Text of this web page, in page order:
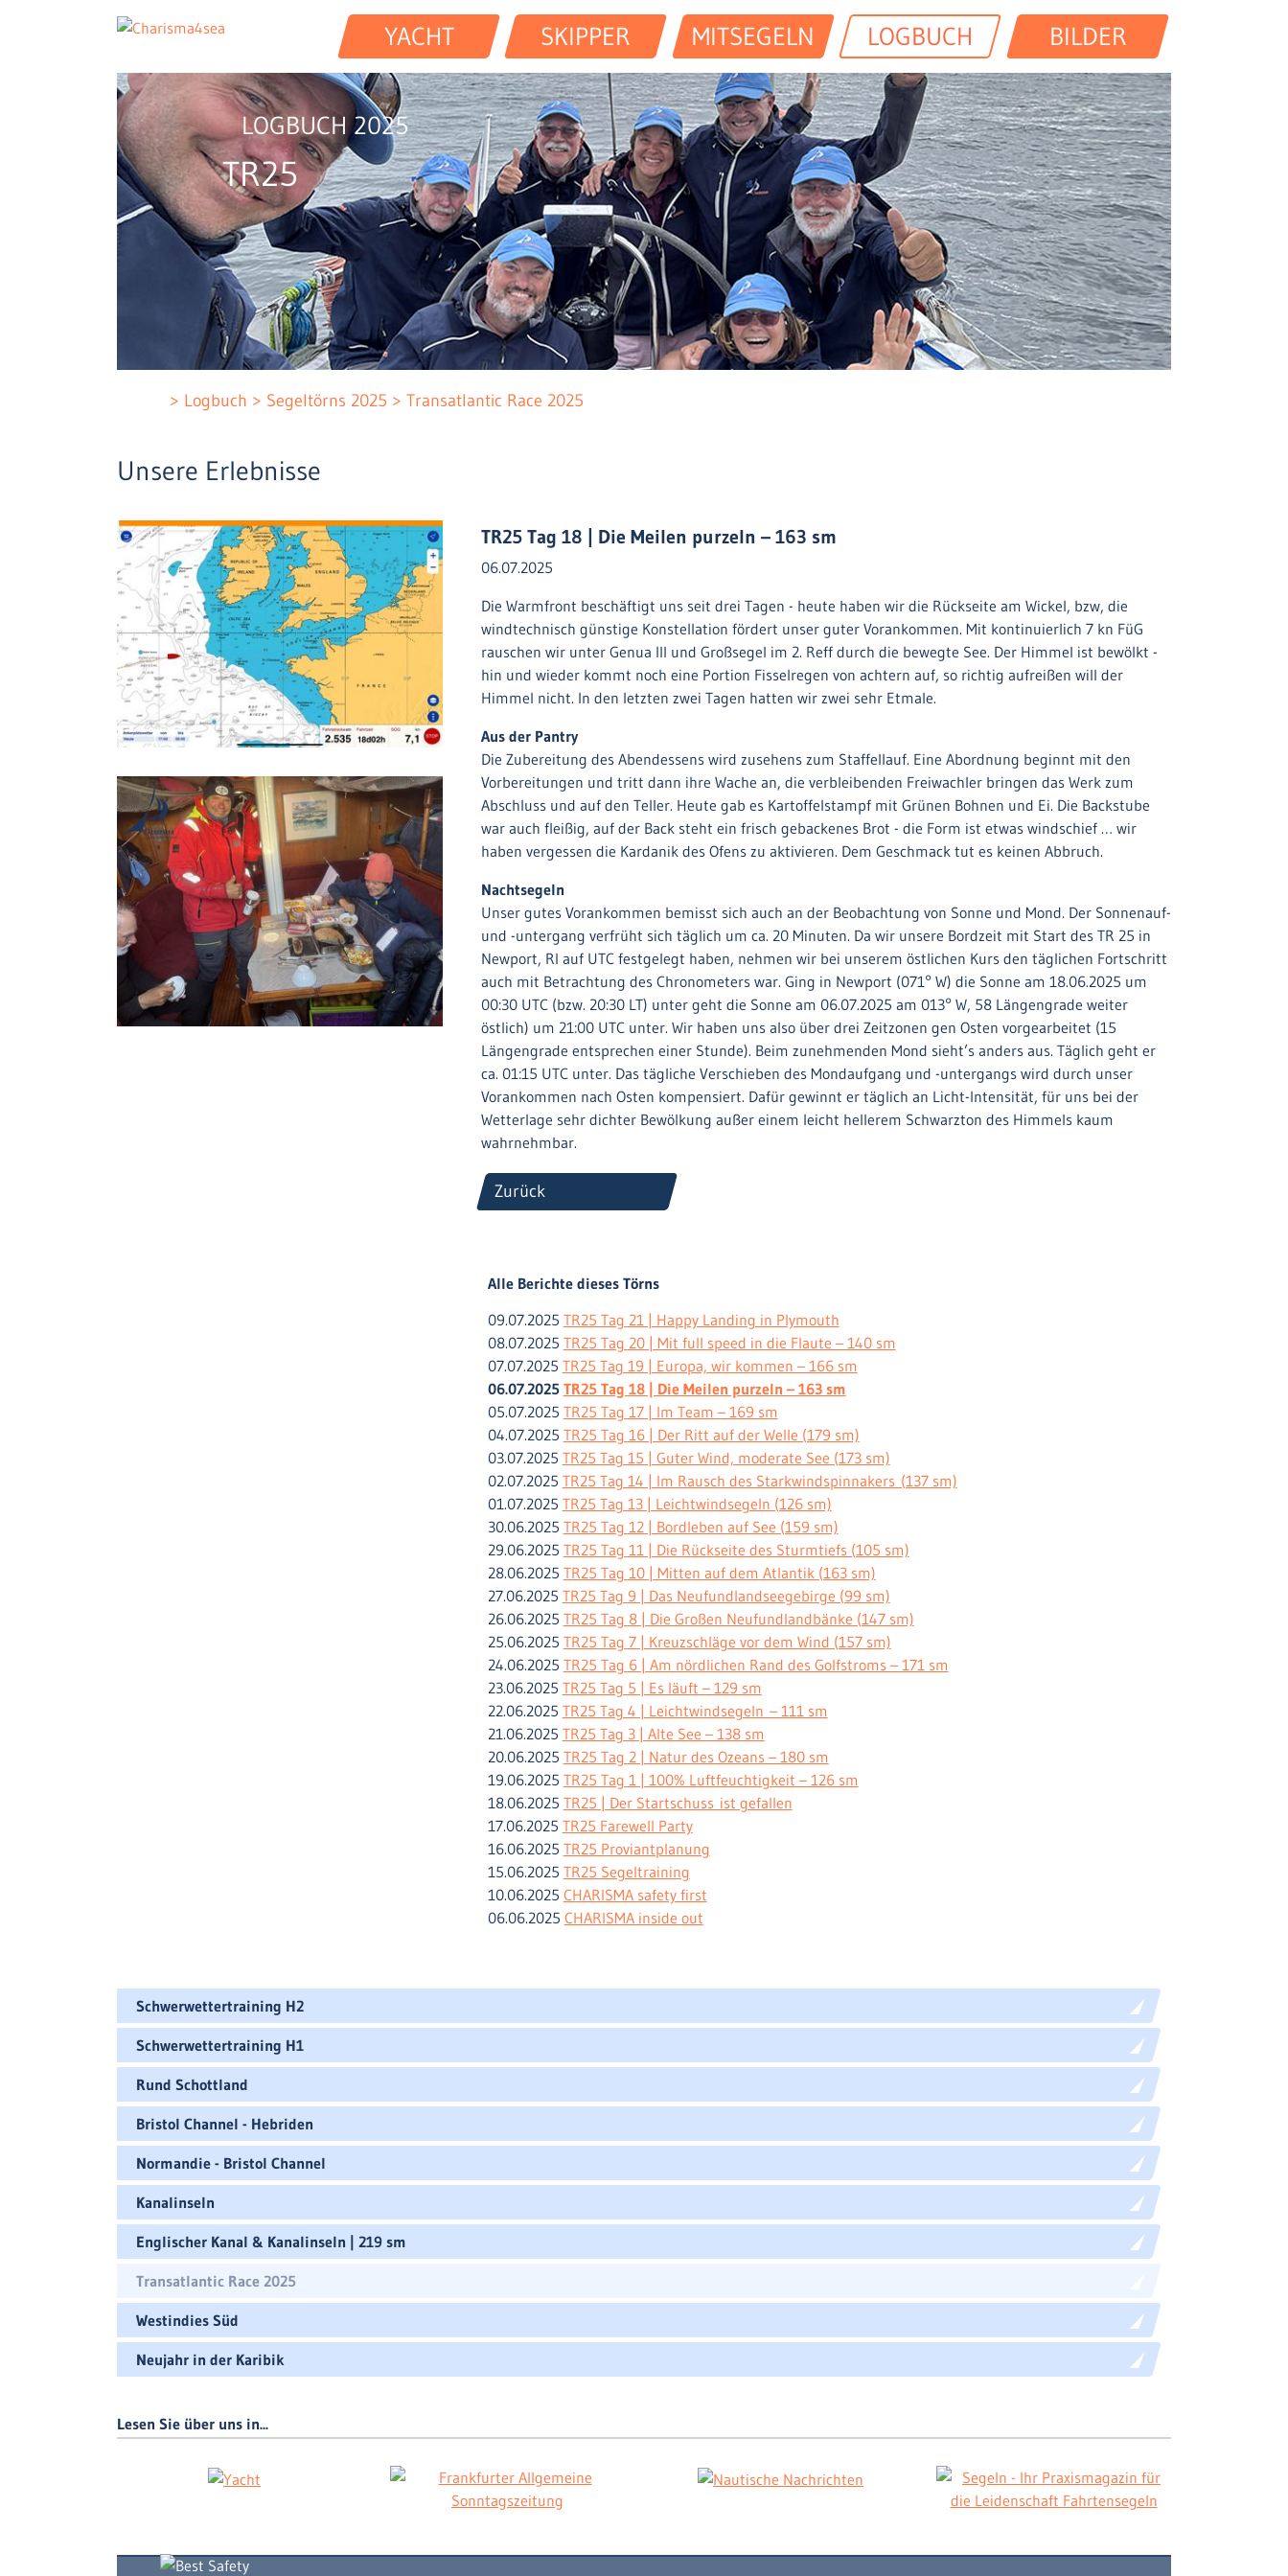
YACHT SKIPPER MITSEGELN LOGBUCH BILDER
LOGBUCH 2025
TR25
Logbuch Segeltörns 2025 Transatlantic Race 2025
Unsere Erlebnisse
TR25 Tag 18 | Die Meilen purzeln – 163 sm
06.07.2025
Die Warmfront beschäftigt uns seit drei Tagen - heute haben wir die Rückseite am Wickel, bzw, die
windtechnisch günstige Konstellation fördert unser guter Vorankommen. Mit kontinuierlich 7 kn FüG
rauschen wir unter Genua III und Großsegel im 2. Reff durch die bewegte See. Der Himmel ist bewölkt -
hin und wieder kommt noch eine Portion Fisselregen von achtern auf, so richtig aufreißen will der
Himmel nicht. In den letzten zwei Tagen hatten wir zwei sehr Etmale.
Aus der Pantry
Die Zubereitung des Abendessens wird zusehens zum Staffellauf. Eine Abordnung beginnt mit den
Vorbereitungen und tritt dann ihre Wache an, die verbleibenden Freiwachler bringen das Werk zum
Abschluss und auf den Teller. Heute gab es Kartoffelstampf mit Grünen Bohnen und Ei. Die Backstube
war auch fleißig, auf der Back steht ein frisch gebackenes Brot - die Form ist etwas windschief … wir
haben vergessen die Kardanik des Ofens zu aktivieren. Dem Geschmack tut es keinen Abbruch.
Nachtsegeln
Unser gutes Vorankommen bemisst sich auch an der Beobachtung von Sonne und Mond. Der Sonnenauf-
und -untergang verfrüht sich täglich um ca. 20 Minuten. Da wir unsere Bordzeit mit Start des TR 25 in
Newport, RI auf UTC festgelegt haben, nehmen wir bei unserem östlichen Kurs den täglichen Fortschritt
auch mit Betrachtung des Chronometers war. Ging in Newport (071° W) die Sonne am 18.06.2025 um
00:30 UTC (bzw. 20:30 LT) unter geht die Sonne am 06.07.2025 am 013° W, 58 Längengrade weiter
östlich) um 21:00 UTC unter. Wir haben uns also über drei Zeitzonen gen Osten vorgearbeitet (15
Längengrade entsprechen einer Stunde). Beim zunehmenden Mond sieht’s anders aus. Täglich geht er
ca. 01:15 UTC unter. Das tägliche Verschieben des Mondaufgang und -untergangs wird durch unser
Vorankommen nach Osten kompensiert. Dafür gewinnt er täglich an Licht-Intensität, für uns bei der
Wetterlage sehr dichter Bewölkung außer einem leicht hellerem Schwarzton des Himmels kaum
wahrnehmbar.
Zurück
Alle Berichte dieses Törns
09.07.2025 TR25 Tag 21 | Happy Landing in Plymouth
08.07.2025 TR25 Tag 20 | Mit full speed in die Flaute – 140 sm
07.07.2025 TR25 Tag 19 | Europa, wir kommen – 166 sm
06.07.2025 TR25 Tag 18 | Die Meilen purzeln – 163 sm
05.07.2025 TR25 Tag 17 | Im Team – 169 sm
04.07.2025 TR25 Tag 16 | Der Ritt auf der Welle (179 sm)
03.07.2025 TR25 Tag 15 | Guter Wind, moderate See (173 sm)
02.07.2025 TR25 Tag 14 | Im Rausch des Starkwindspinnakers (137 sm)
01.07.2025 TR25 Tag 13 | Leichtwindsegeln (126 sm)
30.06.2025 TR25 Tag 12 | Bordleben auf See (159 sm)
29.06.2025 TR25 Tag 11 | Die Rückseite des Sturmtiefs (105 sm)
28.06.2025 TR25 Tag 10 | Mitten auf dem Atlantik (163 sm)
27.06.2025 TR25 Tag 9 | Das Neufundlandseegebirge (99 sm)
26.06.2025 TR25 Tag 8 | Die Großen Neufundlandbänke (147 sm)
25.06.2025 TR25 Tag 7 | Kreuzschläge vor dem Wind (157 sm)
24.06.2025 TR25 Tag 6 | Am nördlichen Rand des Golfstroms – 171 sm
23.06.2025 TR25 Tag 5 | Es läuft – 129 sm
22.06.2025 TR25 Tag 4 | Leichtwindsegeln – 111 sm
21.06.2025 TR25 Tag 3 | Alte See – 138 sm
20.06.2025 TR25 Tag 2 | Natur des Ozeans – 180 sm
19.06.2025 TR25 Tag 1 | 100% Luftfeuchtigkeit – 126 sm
18.06.2025 TR25 | Der Startschuss ist gefallen
17.06.2025 TR25 Farewell Party
16.06.2025 TR25 Proviantplanung
15.06.2025 TR25 Segeltraining
10.06.2025 CHARISMA safety first
06.06.2025 CHARISMA inside out
Schwerwettertraining H2
Schwerwettertraining H1
Rund Schottland
Bristol Channel - Hebriden
Normandie - Bristol Channel
Kanalinseln
Englischer Kanal & Kanalinseln | 219 sm
Transatlantic Race 2025
Westindies Süd
Neujahr in der Karibik
Lesen Sie über uns in...